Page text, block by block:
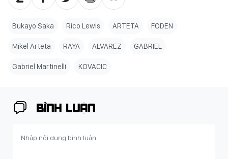
Bukayo Saka Rico Lewis ARTETA FODEN
Mikel Arteta RAYA ALVAREZ GABRIEL
Gabriel Martinelli KOVACIC
BÌNH LUẬN